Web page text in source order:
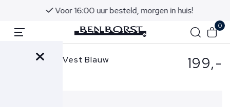
Voor 16:00 uur besteld, morgen in huis!
0
Ralph Lauren Vest Blauw 199,-